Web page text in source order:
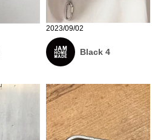
2023/09/02
Black 4